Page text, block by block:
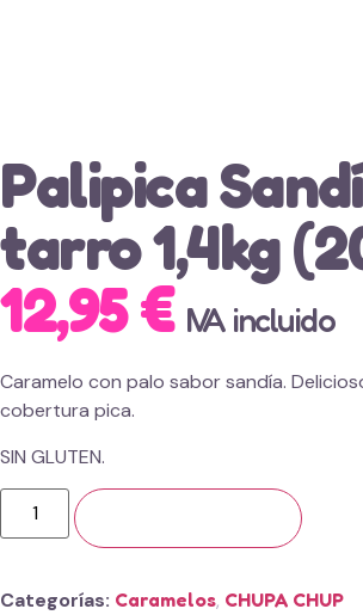
Palipica
tarro 1,4kg
12,95€ IVA incluido
Caramelo con palo sabor sandía.
cobertura pica.
SIN GLUTEN.
Categorías Caramelos, CHUPA CHUP